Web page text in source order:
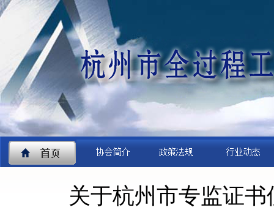
关于杭州市专监证